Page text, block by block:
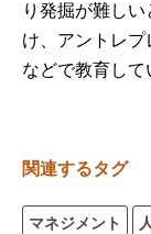
り発掘が難し
け、アントレ
などで教育して
関連するタグ
マネジメント